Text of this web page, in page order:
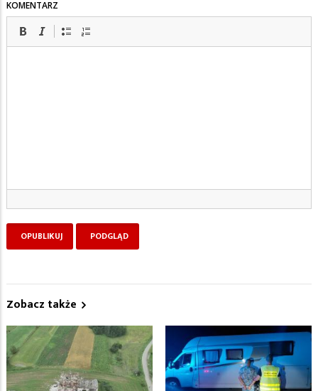
KOMENTARZ
Zobacz także